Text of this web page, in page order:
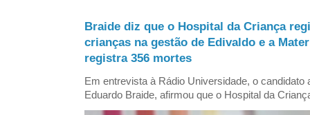
Braide diz que o Hospital da Criança
crianças na gestão de Edivaldo e a
registra 356 mortes
Em entrevista à Rádio Universidade, o candidato
Eduardo Braide, afirmou que o Hospital da